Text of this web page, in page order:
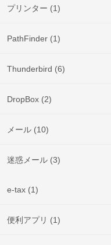
プリンター (1)
PathFinder (1)
Thunderbird (6)
DropBox (2)
メール (10)
迷惑メール (3)
e-tax (1)
便利アプリ (1)